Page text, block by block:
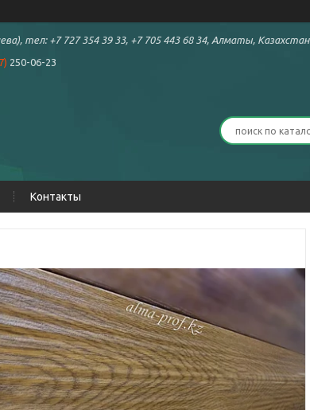
тел: +7 727 354 39 33, +7 705 443 68 34, Алматы, Казахстан
250-06-23
Контакты